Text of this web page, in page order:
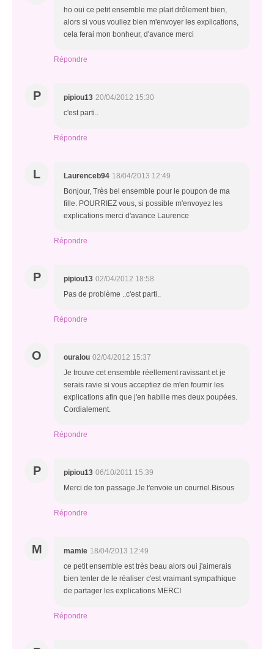
ho oui ce petit ensemble me plait drôlement bien,
alors si vous vouliez bien m'envoyer les explications,
cela ferai mon bonheur, d'avance merci
Répondre
P pipiou13 20/04/2012 15:30
c'est parti..
Répondre
L Laurenceb94 18/04/2013 12:49
Bonjour, Très bel ensemble pour le poupon de ma
fille. POURRIEZ vous, si possible m'envoyez les
explications merci d'avance Laurence
Répondre
P pipiou13 02/04/2012 18:58
Pas de problème ..c'est parti..
Répondre
O ouralou 02/04/2012 15:37
Je trouve cet ensemble réellement ravissant et je
serais ravie si vous acceptiez de m'en fournir les
explications afin que j'en habille mes deux poupées.
Cordialement.
Répondre
P pipiou13 06/10/2011 15:39
Merci de ton passage.Je t'envoie un courriel.Bisous
Répondre
M mamie 18/04/2013 12:49
ce petit ensemble est très beau alors oui j'aimerais
bien tenter de le réaliser c'est vraimant sympathique
de partager les explications MERCI
Répondre